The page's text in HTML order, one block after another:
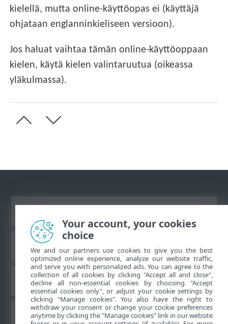
kielellä, mutta online-käyttöopas ei (käyttäjä
ohjataan englanninkieliseen versioon).
Jos haluat vaihtaa tämän online-käyttöoppaan
kielen, käytä kielen valintaruutua (oikeassa
yläkulmassa).
ESET-tietämyskanta
ESET-foorumi
Alueellinen tuki
Your account, your cookies
choice
We and our partners use cookies to give you the best
optimized online experience, analyze our website traffic,
and serve you with personalized ads. You can agree to the
collection of all cookies by clicking "Accept all and close",
decline all non-essential cookies by choosing "Accept
essential cookies only", or adjust your cookie settings by
clicking "Manage cookies". You also have the right to
withdraw your consent or change your cookie preferences
anytime by clicking the "Manage cookies" link in our website